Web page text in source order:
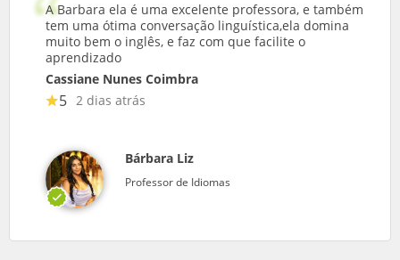
A Barbara ela é uma excelente professora, e também
tem uma ótima conversação linguística,ela domina
muito bem o inglês, e faz com que facilite o
aprendizado
Cassiane Nunes Coimbra
5 2 dias atrás
Bárbara Liz
Professor de Idiomas